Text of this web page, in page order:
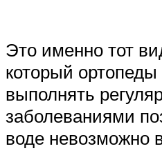
Это именно тот
который
выполнять
заболеваниями
воде невозможно